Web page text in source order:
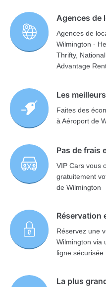
Agences de
Agences de
Wilmington -
Thrifty,
Advantage
Les
Faites des
à Aéroport de
Pas de frais
VIP Cars vous
gratuitement
de Wilmington
Réservation
Réservez une
Wilmington via
ligne sécurisée
La plus